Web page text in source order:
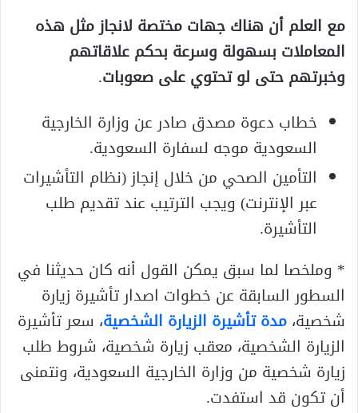
مع العلم أن هناك جهات مختصة لانجاز مثل هذه
المعاملات بسهولة وسرعة بحكم علاقاتهم
وخبرتهم حتى لو تحتوي على صعوبات.
خطاب دعوة مصدق صادر عن وزارة الخارجية
السعودية موجه لسفارة السعودية.
التأمين الصحي من خلال إنجاز (نظام التأشيرات
عبر الإنترنت) ويجب الترتيب عند تقديم طلب
التأشيرة.
* وملخصا لما سبق يمكن القول أنه كان حديثنا في
السطور السابقة عن خطوات اصدار تأشيرة زيارة
شخصية،مدة تأشيرة الزيارة الشخصية، سعر تأشيرة
الزيارة الشخصية، معقب زيارة شخصية، شروط طلب
زيارة شخصية من وزارة الخارجية السعودية، ونتمنى
أن تكون قد استفدت.